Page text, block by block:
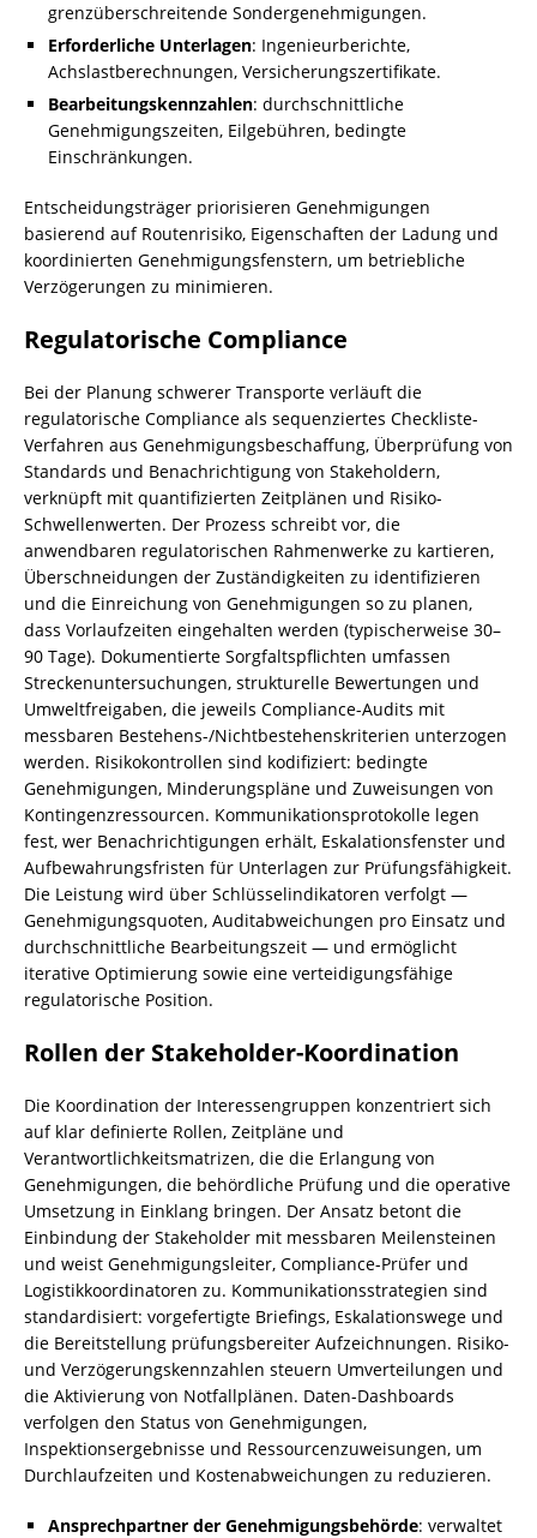
grenzüberschreitende Sondergenehmigungen.
Erforderliche Unterlagen: Ingenieurberichte,
Achslastberechnungen, Versicherungszertifikate.
Bearbeitungskennzahlen: durchschnittliche
Genehmigungszeiten, Eilgebühren, bedingte
Einschränkungen.
Entscheidungsträger priorisieren Genehmigungen
basierend auf Routenrisiko, Eigenschaften der Ladung und
koordinierten Genehmigungsfenstern, um betriebliche
Verzögerungen zu minimieren.
Regulatorische Compliance
Bei der Planung schwerer Transporte verläuft die
regulatorische Compliance als sequenziertes Checkliste-
Verfahren aus Genehmigungsbeschaffung, Überprüfung von
Standards und Benachrichtigung von Stakeholdern,
verknüpft mit quantifizierten Zeitplänen und Risiko-
Schwellenwerten. Der Prozess schreibt vor, die
anwendbaren regulatorischen Rahmenwerke zu kartieren,
Überschneidungen der Zuständigkeiten zu identifizieren
und die Einreichung von Genehmigungen so zu planen,
dass Vorlaufzeiten eingehalten werden (typischerweise 30–
90 Tage). Dokumentierte Sorgfaltspflichten umfassen
Streckenuntersuchungen, strukturelle Bewertungen und
Umweltfreigaben, die jeweils Compliance-Audits mit
messbaren Bestehens-/Nichtbestehenskriterien unterzogen
werden. Risikokontrollen sind kodifiziert: bedingte
Genehmigungen, Minderungspläne und Zuweisungen von
Kontingenzressourcen. Kommunikationsprotokolle legen
fest, wer Benachrichtigungen erhält, Eskalationsfenster und
Aufbewahrungsfristen für Unterlagen zur Prüfungsfähigkeit.
Die Leistung wird über Schlüsselindikatoren verfolgt —
Genehmigungsquoten, Auditabweichungen pro Einsatz und
durchschnittliche Bearbeitungszeit — und ermöglicht
iterative Optimierung sowie eine verteidigungsfähige
regulatorische Position.
Rollen der Stakeholder-Koordination
Die Koordination der Interessengruppen konzentriert sich
auf klar definierte Rollen, Zeitpläne und
Verantwortlichkeitsmatrizen, die die Erlangung von
Genehmigungen, die behördliche Prüfung und die operative
Umsetzung in Einklang bringen. Der Ansatz betont die
Einbindung der Stakeholder mit messbaren Meilensteinen
und weist Genehmigungsleiter, Compliance-Prüfer und
Logistikkoordinatoren zu. Kommunikationsstrategien sind
standardisiert: vorgefertigte Briefings, Eskalationswege und
die Bereitstellung prüfungsbereiter Aufzeichnungen. Risiko-
und Verzögerungskennzahlen steuern Umverteilungen und
die Aktivierung von Notfallplänen. Daten-Dashboards
verfolgen den Status von Genehmigungen,
Inspektionsergebnisse und Ressourcenzuweisungen, um
Durchlaufzeiten und Kostenabweichungen zu reduzieren.
Ansprechpartner der Genehmigungsbehörde: verwaltet